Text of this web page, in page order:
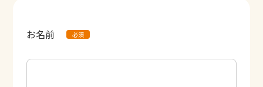
お名前